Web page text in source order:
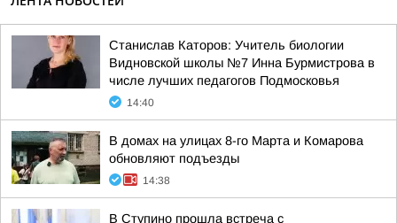
Станислав Каторов: Учитель биологии
Видновской школы №7 Инна Бурмистрова в
числе лучших педагогов Подмосковья
14:40
В домах на улицах 8-го Марта и Комарова
обновляют подъезды
14:38
В Ступино прошла встреча с